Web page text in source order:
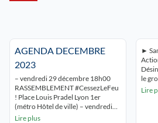
AGENDA DECEMBRE
2023
– vendredi 29 décembre 18h00
RASSEMBLEMENT #CessezLeFeu
! Place Louis Pradel Lyon 1er
(métro Hôtel de ville) – vendredi
1er décembre à 19h00 Soirée
Lire plus
►
le
Lire